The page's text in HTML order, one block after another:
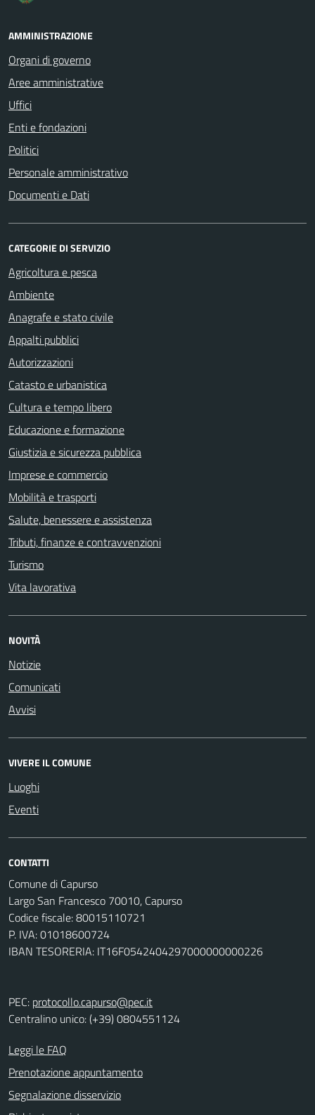
AMMINISTRAZIONE
Organi di governo
Aree amministrative
Uffici
Enti e fondazioni
Politici
Personale amministrativo
Documenti e Dati
CATEGORIE DI SERVIZIO
Agricoltura e pesca
Ambiente
Anagrafe e stato civile
Appalti pubblici
Autorizzazioni
Catasto e urbanistica
Cultura e tempo libero
Educazione e formazione
Giustizia e sicurezza pubblica
Imprese e commercio
Mobilità e trasporti
Salute, benessere e assistenza
Tributi, finanze e contravvenzioni
Turismo
Vita lavorativa
NOVITÀ
Notizie
Comunicati
Avvisi
VIVERE IL COMUNE
Luoghi
Eventi
CONTATTI
Comune di Capurso
Largo San Francesco 70010, Capurso
Codice fiscale: 80015110721
P. IVA: 01018600724
IBAN TESORERIA: IT16F0542404297000000000226
PEC: protocollo.capurso@pec.it
Centralino unico: (+39) 0804551124
Leggi le FAQ
Prenotazione appuntamento
Segnalazione disservizio